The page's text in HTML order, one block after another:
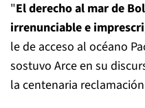
"El derecho al mar de
irrenunciable e
le de acceso al océano
sostuvo Arce en su
la centenaria